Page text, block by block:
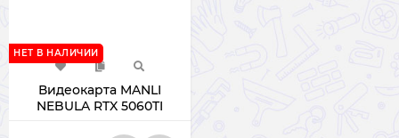
Видеокарта MANLI
NEBULA RTX 5060TI
НЕТ В НАЛИЧИИ